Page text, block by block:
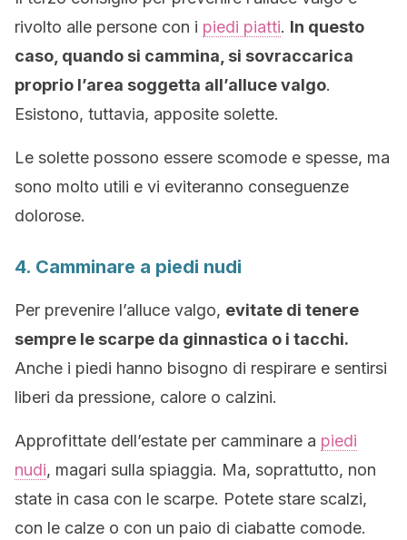
rivolto alle persone con i piedi piatti. In questo
caso, quando si cammina, si sovraccarica
proprio l’area soggetta all’alluce valgo.
Esistono, tuttavia, apposite solette.
Le solette possono essere scomode e spesse, ma
sono molto utili e vi eviteranno conseguenze
dolorose.
4. Camminare a piedi nudi
Per prevenire l’alluce valgo, evitate di tenere
sempre le scarpe da ginnastica o i tacchi.
Anche i piedi hanno bisogno di respirare e sentirsi
liberi da pressione, calore o calzini.
Approfittate dell’estate per camminare a piedi
nudi, magari sulla spiaggia. Ma, soprattutto, non
state in casa con le scarpe. Potete stare scalzi,
con le calze o con un paio di ciabatte comode.